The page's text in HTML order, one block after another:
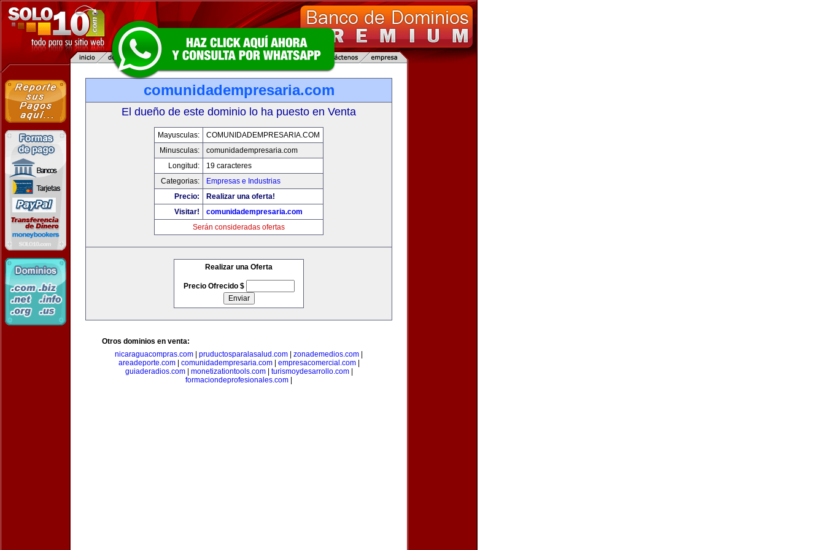
comunidadempresaria.com
El dueño de este dominio lo ha puesto en Venta
Mayusculas:
COMUNIDADEMPRESARIA.COM
Minusculas:
comunidadempresaria.com
Longitud:
19 caracteres
Categorias:
Empresas e Industrias
Precio:
Realizar una oferta!
Visitar!
comunidadempresaria.com
Serán consideradas ofertas
Realizar una Oferta
Precio Ofrecido $
Otros dominios en venta:
nicaraguacompras.com
pruductosparalasalud.com zonademedios.com
areadeporte.com| comunidadempresaria.com| empresacomercial.com|
guiaderadios.com| monetizationtools.com| turismoydesarrollo.com|
formaciondeprofesionales.com